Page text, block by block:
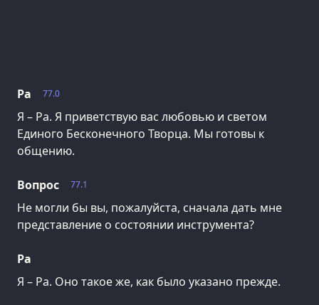
77.0
Ра
Я – Ра. Я приветствую вас любовью и светом
Единого Бесконечного Творца. Мы готовы к
общению.
77.1
Вопрос
Не могли бы вы, пожалуйста, сначала дать мне
представление о состоянии инструмента?
Ра
Я – Ра. Оно такое же, как было указано прежде.